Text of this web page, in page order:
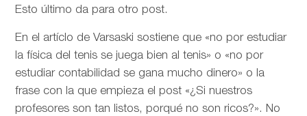
Esto último da para otro post.
En el artíclo deVarsaski sostiene que «no por estudiar
la física del tenis se juega bien al tenis» o «no por
estudiar contabilidad se gana mucho dinero» o la
frase con la que empieza el post «¿Si nuestros
profesores son tan listos, porqué no son ricos?». No